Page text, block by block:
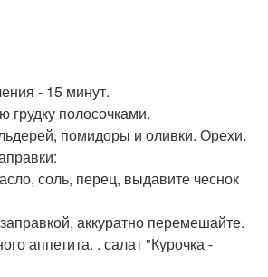
- 15 минут.
грудку полосочками.
помидоры и оливки. Орехи.
соль, перец, выдавите чеснок
аккуратно перемешайте.
аппетита. . салат "Курочка -